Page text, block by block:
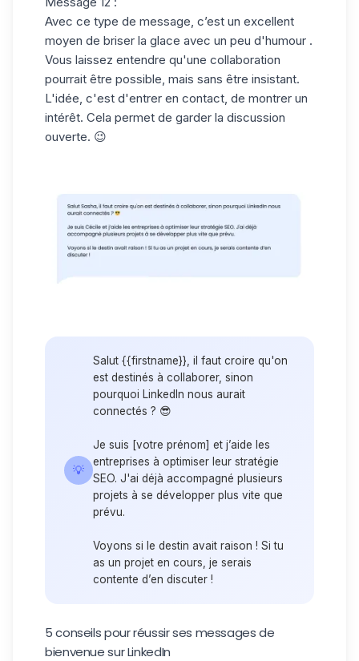
Avec ce type de message, c’est un excellent
moyen de briser la glace avec un peu d'humour .
Vous laissez entendre qu'une collaboration
pourrait être possible, mais sans être insistant.
L'idée, c'est d'entrer en contact, de montrer un
intérêt. Cela permet de garder la discussion
ouverte. 😉
💡
Salut {{firstname}}, il faut croire qu'on
est destinés à collaborer, sinon
pourquoi LinkedIn nous aurait
connectés ? 😎
Je suis [votre prénom] et j’aide les
entreprises à optimiser leur stratégie
SEO. J'ai déjà accompagné plusieurs
projets à se développer plus vite que
prévu.
Voyons si le destin avait raison ! Si tu
as un projet en cours, je serais
contente d’en discuter !
5 conseils pour réussir ses messages de
bienvenue sur LinkedIn